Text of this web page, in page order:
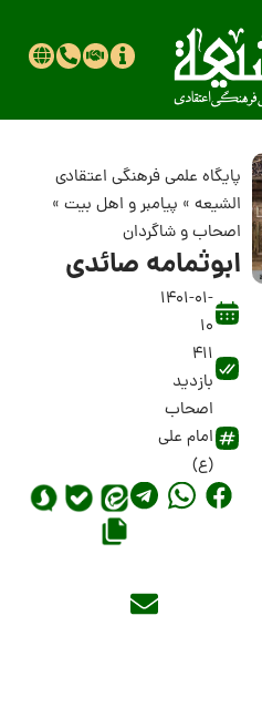
پایگاه علمی فرهنگی اعتقادی
الشیعه» پیامبر و اهل بیت»
اصحاب و شاگردان
ابوثمامه صائدى
1401-01-
10
411
بازدید
اصحاب
امام علی
(ع)